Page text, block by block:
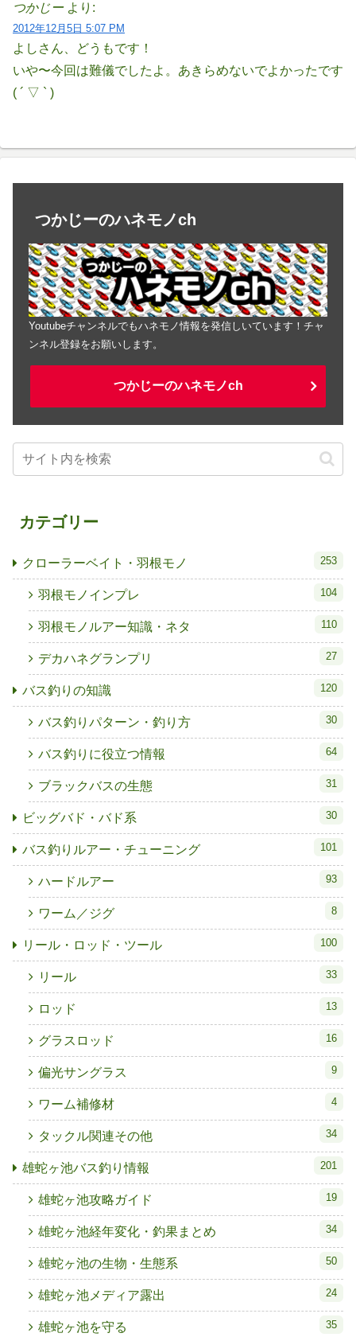
つかじー より:
2012年12月5日 5:07 PM
よしさん、どうもです！
いや〜今回は難儀でしたよ。あきらめないでよかったです
( ´ ▽ ` )
つかじーのハネモノch
Youtubeチャンネルでもハネモノ情報を発信しいています！チャ
ンネル登録をお願いします。
つかじーのハネモノch
カテゴリー
クローラーベイト・羽根モノ 253
羽根モノインプレ 104
羽根モノルアー知識・ネタ 110
デカハネグランプリ 27
バス釣りの知識 120
バス釣りパターン・釣り方 30
バス釣りに役立つ情報 64
ブラックバスの生態 31
ビッグバド・バド系 30
バス釣りルアー・チューニング 101
ハードルアー 93
ワーム／ジグ 8
リール・ロッド・ツール 100
リール 33
ロッド 13
グラスロッド 16
偏光サングラス 9
ワーム補修材 4
タックル関連その他 34
雄蛇ヶ池バス釣り情報 201
雄蛇ヶ池攻略ガイド 19
雄蛇ヶ池経年変化・釣果まとめ 34
雄蛇ヶ池の生物・生態系 50
雄蛇ヶ池メディア露出 24
雄蛇ヶ池を守る 35